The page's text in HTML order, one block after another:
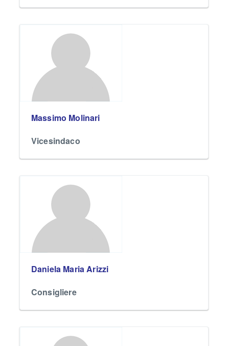
Massimo Molinari
Vicesindaco
Daniela Maria Arizzi
Consigliere